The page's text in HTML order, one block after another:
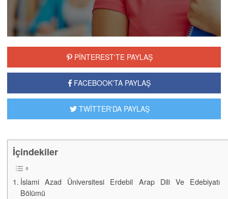
PİNTEREST'TE PAYLAŞ
FACEBOOK'TA PAYLAŞ
TWİTTER'DA PAYLAŞ
İçindekiler
İslami Azad Üniversitesi Erdebil Arap Dili Ve Edebiyatı
Bölümü